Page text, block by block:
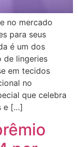
no mercado
para seus
é um dos
de lingeries
em tecidos
no
que celebra
e […]